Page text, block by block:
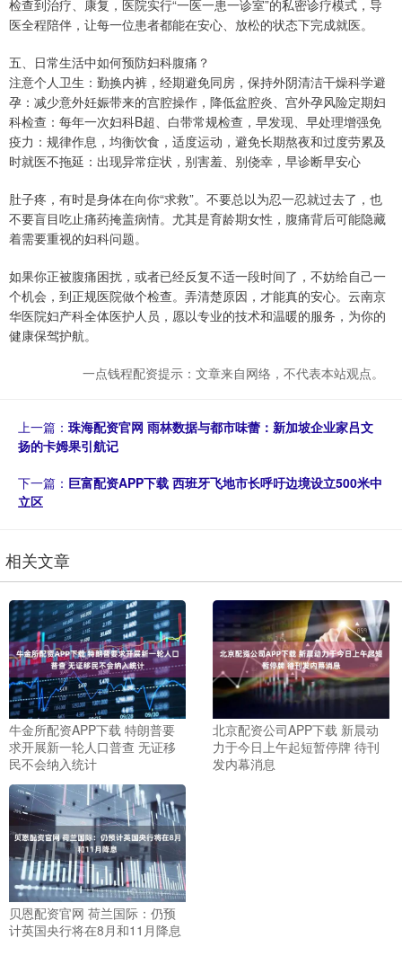
检查到治疗、康复，医院实行“一医一患一诊室”的私密诊疗模式，导
医全程陪伴，让每一位患者都能在安心、放松的状态下完成就医。
五、日常生活中如何预防妇科腹痛？
注意个人卫生：勤换内裤，经期避免同房，保持外阴清洁干燥科学避
孕：减少意外妊娠带来的宫腔操作，降低盆腔炎、宫外孕风险定期妇
科检查：每年一次妇科B超、白带常规检查，早发现、早处理增强免
疫力：规律作息，均衡饮食，适度运动，避免长期熬夜和过度劳累及
时就医不拖延：出现异常症状，别害羞、别侥幸，早诊断早安心
肚子疼，有时是身体在向你“求救”。不要总以为忍一忍就过去了，也
不要盲目吃止痛药掩盖病情。尤其是育龄期女性，腹痛背后可能隐藏
着需要重视的妇科问题。
如果你正被腹痛困扰，或者已经反复不适一段时间了，不妨给自己一
个机会，到正规医院做个检查。弄清楚原因，才能真的安心。云南京
华医院妇产科全体医护人员，愿以专业的技术和温暖的服务，为你的
健康保驾护航。
一点钱程配资提示：文章来自网络，不代表本站观点。
上一篇： 珠海配资官网 雨林数据与都市味蕾：新加坡企业家吕文
扬的卡姆果引航记
下一篇： 巨富配资APP下载 西班牙飞地市长呼吁边境设立500米中
立区
相关文章
牛金所配资APP下载 特朗普要
求开展新一轮人口普查 无证移
民不会纳入统计
北京配资公司APP下载 新晨动
力于今日上午起短暂停牌 待刊
发内幕消息
贝恩配资官网 荷兰国际：仍预
计英国央行将在8月和11月降息